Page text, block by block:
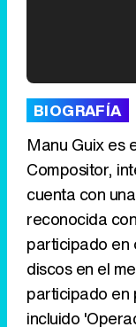
BIOGRAFÍA
Manu Guix es
Compositor,
cuenta con
reconocida
participado en
discos en el
participado en
incluido